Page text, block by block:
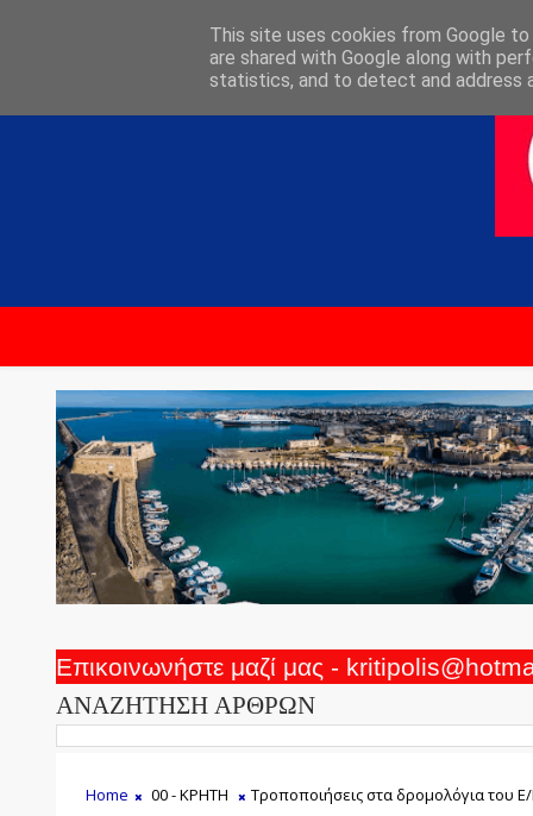
Επικοινωνήστε μαζί μας -
ΑΝΑΖΗΤΗΣΗ ΑΡΘΡΩΝ
Home 00 - ΚΡΗΤΗ Τροποποιήσεις στα δρομολόγια του
This site uses cookies from Google
are shared with Google along with
statistics, and to detect and address